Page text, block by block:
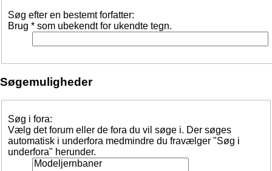
Søg efter en bestemt forfatter:
Brug * som ubekendt for ukendte tegn.
Søgemuligheder
Søg i fora:
Vælg det forum eller de fora du vil søge i. Der søges
automatisk i underfora medmindre du fravælger "Søg i
underfora" herunder.